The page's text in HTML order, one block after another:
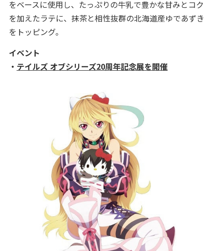
をベースに使用し、たっぷりの牛乳で豊かな甘みとコク
を加えたラテに、抹茶と相性抜群の北海道産ゆであずき
をトッピング。
イベント
・ テイルズ オブシリーズ20周年記念展を開催